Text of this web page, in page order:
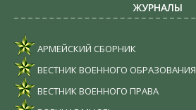
ЖУРНАЛЫ
АРМЕЙСКИЙ СБОРНИК
ВЕСТНИК ВОЕННОГО ОБРАЗОВАНИЯ
ВЕСТНИК ВОЕННОГО ПРАВА